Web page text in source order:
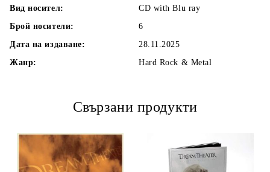
Вид носител:
CD with Blu ray
Брой носители:
6
Дата на издаване:
28.11.2025
Жанр:
Hard Rock & Metal
Свързани продукти